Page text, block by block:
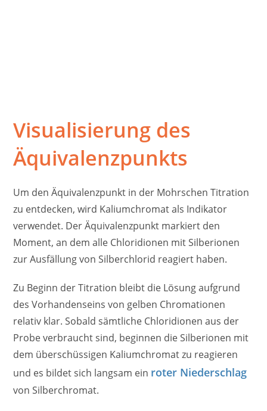
Visualisierung des
Äquivalenzpunkts
Um den Äquivalenzpunkt in der Mohrschen Titration
zu entdecken, wird Kaliumchromat als Indikator
verwendet. Der Äquivalenzpunkt markiert den
Moment, an dem alle Chloridionen mit Silberionen
zur Ausfällung von Silberchlorid reagiert haben.
Zu Beginn der Titration bleibt die Lösung aufgrund
des Vorhandenseins von gelben Chromationen
relativ klar. Sobald sämtliche Chloridionen aus der
Probe verbraucht sind, beginnen die Silberionen mit
dem überschüssigen Kaliumchromat zu reagieren
und es bildet sich langsam ein roter Niederschlag
von Silberchromat.